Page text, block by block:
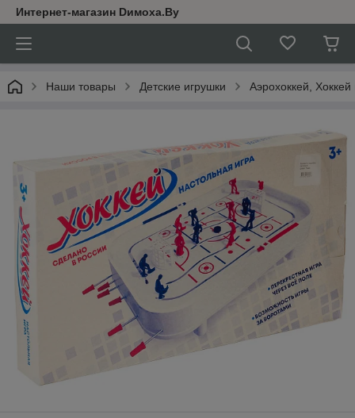
Интернет-магазин Dимoхa.By
Наши товары Детские игрушки Аэрохоккей,